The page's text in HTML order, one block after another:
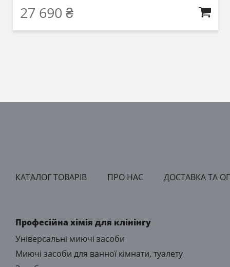
27 690 ₴
КАТАЛОГ ТОВАРІВ ПРО НАС ДОСТАВКА ТА
Професійна хімія для клінінгу
Універсальні миючі засоби
Миючі засоби для ванної кімнати, туалету